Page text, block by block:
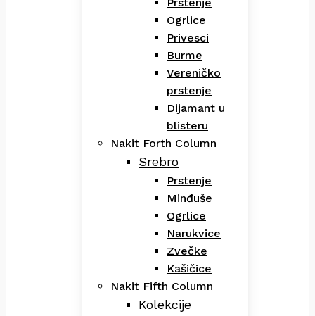
Ogrlice
Privesci
Burme
Vereničko
prstenje
Dijamant u
blisteru
Nakit Forth Column
Srebro
Prstenje
Minđuše
Ogrlice
Narukvice
Zvečke
Kašičice
Nakit Fifth Column
Kolekcije